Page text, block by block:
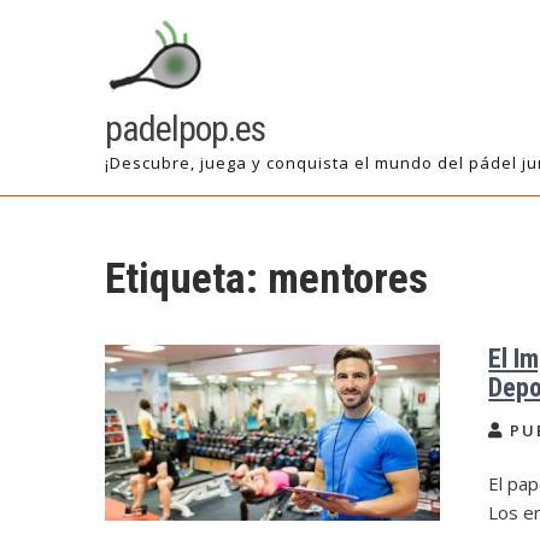
padelpop.es
¡Descubre, juega y conquista el mundo del pádel
Etiqueta: mentores
El
El
Los